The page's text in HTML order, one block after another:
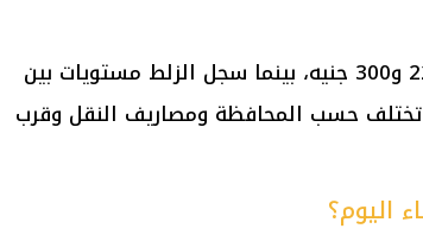
أما الرمل فتراوح سعر المتر بين 220 و300 جنيه، بينما سجل الزلط مستويات بين
تختلف حسب المحافظة ومصاريف النقل وقرب
اليوم؟